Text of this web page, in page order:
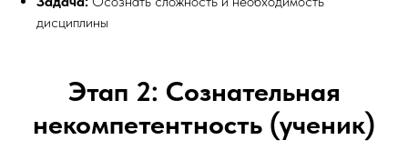
дисциплины
Этап 2: Сознательная
некомпетентность (ученик)